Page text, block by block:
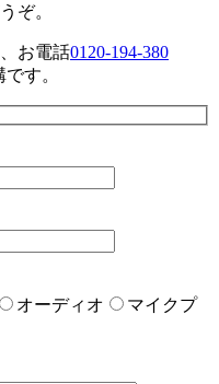
ぞ。
お電話0120-194-380
す。
オーディオ
マイクプ